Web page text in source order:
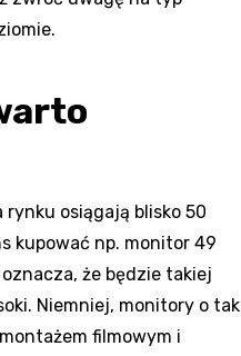
osiągają blisko 50
kupować np. monitor 49
że będzie takiej
Niemniej, monitory o tak
filmowym i